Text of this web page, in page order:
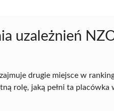
uzależnień
zajmuje drugie miejsce w
rolę, jaką pełni ta placówka